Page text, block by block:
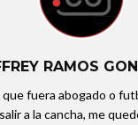
RAMOS
que fuera abogado o
a la cancha, me